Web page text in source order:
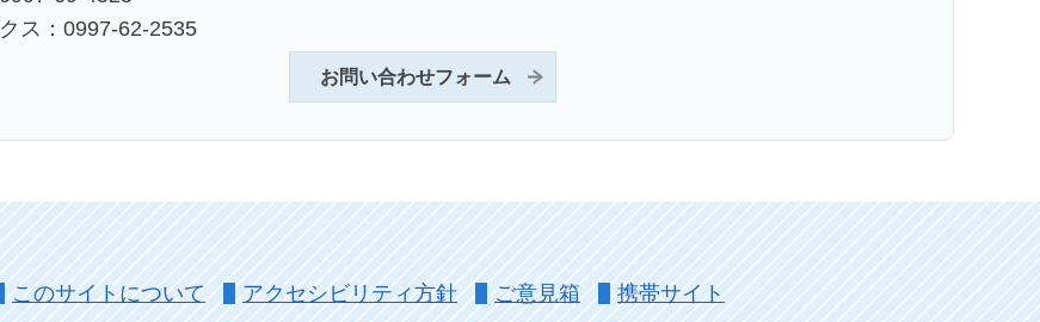
ス：0997-62-2535
お問い合わせフォーム
このサイトについて アクセシビリティ方針 ご意見箱 携帯サイト